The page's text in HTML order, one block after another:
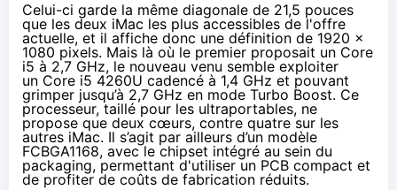
Celui-ci garde la même diagonale de 21,5 pouces
que les deux iMac les plus accessibles de l'offre
actuelle, et il affiche donc une définition de 1920 x
1080 pixels. Mais là où le premier proposait un Core
i5 à 2,7 GHz, le nouveau venu semble exploiter
un Core i5 4260U cadencé à 1,4 GHz et pouvant
grimper jusqu’à 2,7 GHz en mode Turbo Boost. Ce
processeur, taillé pour les ultraportables, ne
propose que deux cœurs, contre quatre sur les
autres iMac. Il s’agit par ailleurs d’un modèle
FCBGA1168, avec le chipset intégré au sein du
packaging, permettant d'utiliser un PCB compact et
de profiter de coûts de fabrication réduits.